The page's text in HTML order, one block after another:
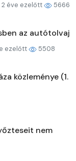
2 éve ezelőtt 5666
az autótolvaj
ezelőtt 5508
közleménye (1.
nem